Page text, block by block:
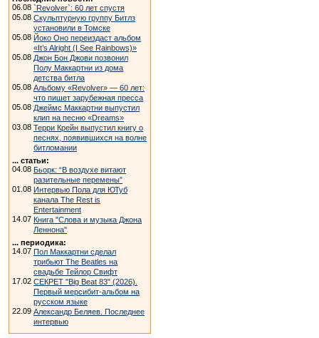
06.08 `Revolver`: 60 лет спустя
05.08 Скульптурную группу Битлз
установили в Томске
05.08 Йоко Оно переиздаст альбом
«It’s Alright (I See Rainbows)»
05.08 Джон Бон Джови позвонил
Полу Маккартни из дома
детства битла
05.08 Альбому «Revolver» — 60 лет:
что пишет зарубежная пресса
05.08 Джеймс Маккартни выпустил
клип на песню «Dreams»
03.08 Терри Крейн выпустил книгу о
песнях, появившихся на волне
битломании
... статьи:
04.08 Бьорк: “В воздухе витают
разительные перемены”
01.08 Интервью Пола для ЮТуб
канала The Rest is
Entertainment
14.07 Книга "Слова и музыка Джона
Леннона"
... периодика:
14.07 Пол Маккартни сделал
трибьют The Beatles на
свадьбе Тейлор Свифт
17.02 СЕКРЕТ "Big Beat 83" (2026).
Первый мерсибит-альбом на
русском языке
22.09 Александр Беляев. Последнее
интервью